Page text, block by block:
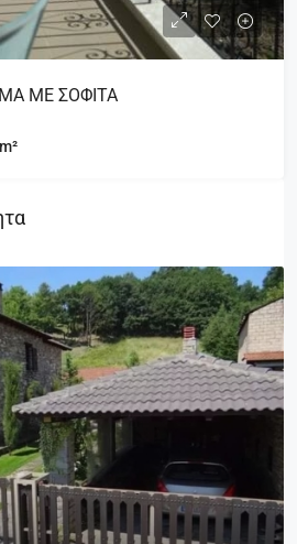
ΜΕ ΣΟΦΙΤΑ